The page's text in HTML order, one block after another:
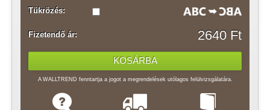
Tükrözés:
Fizetendő ár: 2640 Ft
A WALLTREND fenntartja a jogot a megrendelések utólagos felülvizsgálatára.